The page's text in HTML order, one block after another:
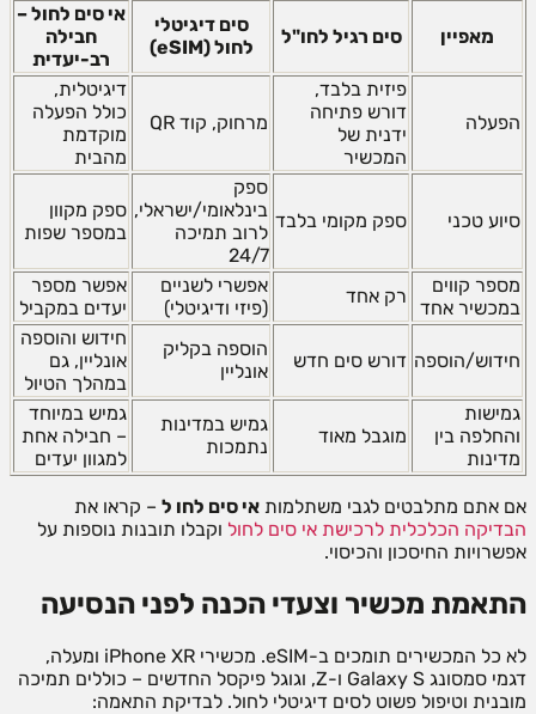
מאפיין סים רגיל לחו"ל
סים דיגיטלי
לחול (eSIM)
אי סים לחול –
חבילה
רב-יעדית
הפעלה
פיזית בלבד,
דורש פתיחה
ידנית של
המכשיר
מרחוק, קוד QR
דיגיטלית,
כולל הפעלה
מוקדמת
מהבית
סיוע טכני ספק מקומי בלבד
ספק
בינלאומי/ישראלי,
לרוב תמיכה
24/7
ספק מקוון
במספר שפות
מספר קווים
במכשיר אחד
רק אחד
אפשרי לשניים
(פיזי ודיגיטלי)
אפשר מספר
יעדים במקביל
חידוש/הוספה דורש סים חדש
הוספה בקליק
אונליין
חידוש והוספה
אונליין, גם
במהלך הטיול
גמישות
והחלפה בין
מדינות
מוגבל מאוד
גמיש במדינות
נתמכות
גמיש במיוחד
– חבילה אחת
למגוון יעדים
אם אתם מתלבטים לגבי משתלמות אי סים לחו ל – קראו את
הבדיקה הכלכלית לרכישת אי סים לחול וקבלו תובנות נוספות על
אפשרויות החיסכון והכיסוי.
התאמת מכשיר וצעדי הכנה לפני הנסיעה
לא כל המכשירים תומכים ב-eSIM. מכשירי iPhone XR ומעלה,
דגמי סמסונג Galaxy S ו-Z, וגוגל פיקסל החדשים – כוללים תמיכה
מובנית וטיפול פשוט לסים דיגיטלי לחול. לבדיקת התאמה: